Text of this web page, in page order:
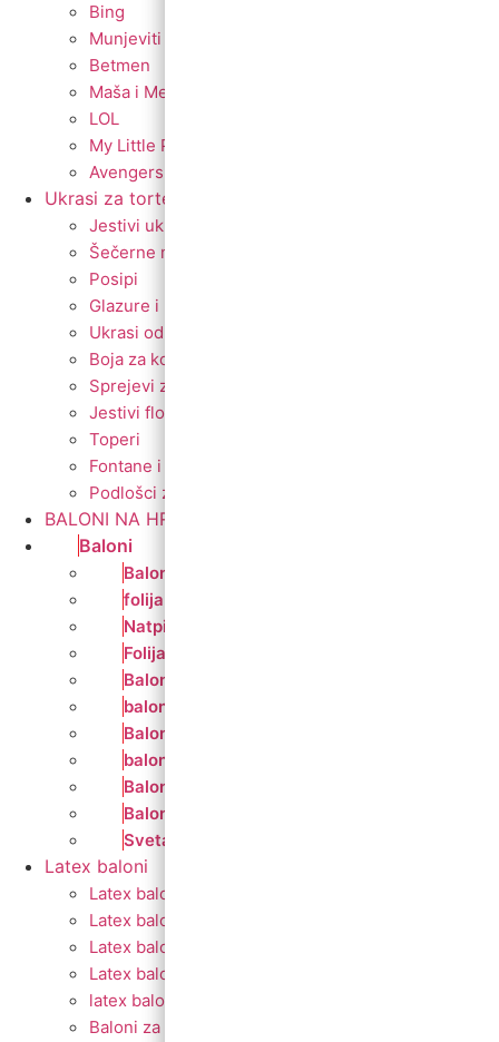
Bing
Munjeviti Jurić
Betmen
Maša i Medvjed
LOL
My Little Pony
Avengers
Ukrasi za torte
Jestivi ukrasi za torte
Šečerne mase fondant
Posipi
Glazure i preljevi
Ukrasi od marcipana
Boja za kolače
Sprejevi za slastice
Jestivi flomasteri
Toperi
Fontane i prskalice
Podlošci za torte i kolače
BALONI NA HRVATSKOM JEZIKU
Baloni
Balon brojevi
folija balon figura
Natpis od balona
Folija zvijezde i srca
Balon folija okrugli 18
balon za rođendan
Balon broj samostojeći
baloni na štapiću
Baloni za djevojačku i momačku
Baloni za vjerske svečanosti
Sveta potvrda
Latex baloni
Latex balon 5″
Latex baloni 10″
Latex balon 12″
Latex balon ogledalo 12″
latex baloni s tiskom
Baloni za Modeliranje